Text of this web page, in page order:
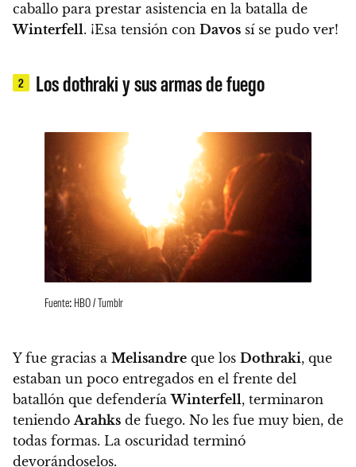
caballo para prestar asistencia en la batalla de
Winterfell. ¡Esa tensión con Davos sí se pudo ver!
2 Los dothraki y sus armas de fuego
Fuente: HBO / Tumblr
Y fue gracias a Melisandre que los Dothraki, que
estaban un poco entregados en el frente del
batallón que defenderíaWinterfell, terminaron
teniendo Arahks de fuego. No les fue muy bien, de
todas formas. La oscuridad terminó
devorándoselos.